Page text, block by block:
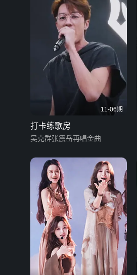
11-06期
打卡练歌房
吴克群张震岳再唱金曲